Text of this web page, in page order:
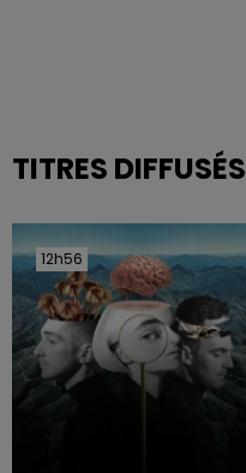
TITRES DIFFUSÉS
12h56
12h56